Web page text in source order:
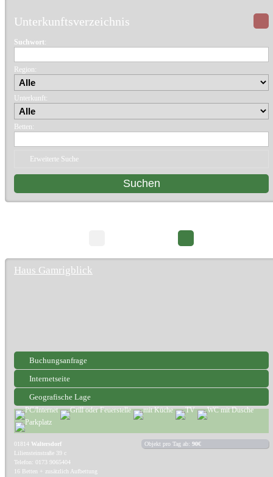
Unterkunftsverzeichnis
Suchwort:
Region:
Unterkunft:
Betten:
Erweiterte Suche
Haus Gamrigblick
Buchungsanfrage
Internetseite
Geografische Lage
01814 Waltersdorf
Liliensteinstraße 39 c
Telefon: 0173 9065404
16 Betten + zusätzlich Aufbettung
Objekt pro Tag ab: 90€